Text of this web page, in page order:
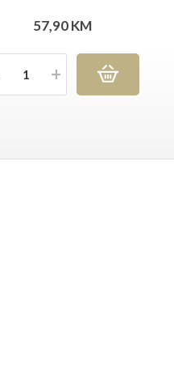
57,90KM